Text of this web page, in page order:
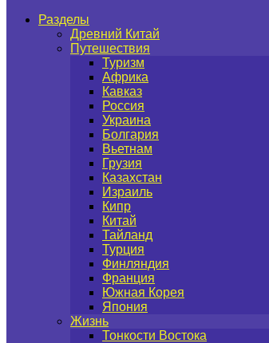
Разделы
Древний Китай
Путешествия
Туризм
Африка
Кавказ
Россия
Украина
Болгария
Вьетнам
Грузия
Казахстан
Израиль
Кипр
Китай
Тайланд
Турция
Финляндия
Франция
Южная Корея
Япония
Жизнь
Тонкости Востока